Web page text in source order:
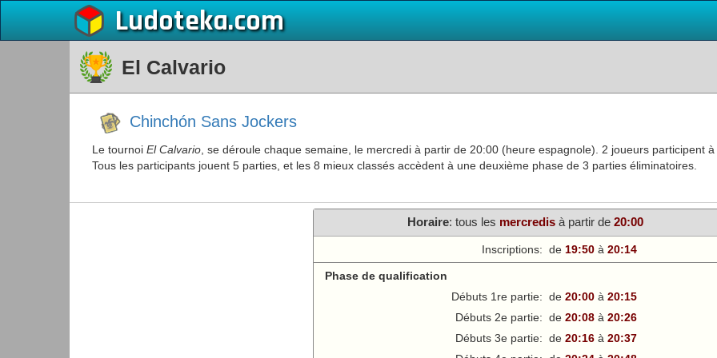
Ludoteka
El Calvario
Chinchón Sans Jockers
Le tournoi El Calvario , se déroule chaque semaine, le mercredi à partir de 20:00 (heure espagnole). 2 joueurs participent
Tous les participants jouent 5 parties, et les 8 mieux classés accèdent à une deuxième phase de 3 parties éliminatoires.
Horaire: tous les mercredis à partir de20:00
Inscriptions: de 19:50 à 20:14
Phase de qualification
Débuts 1re partie: de 20:00 à 20:15
Débuts 2e partie: de 20:08 à 20:26
Débuts 3e partie: de 20:16 à 20:37